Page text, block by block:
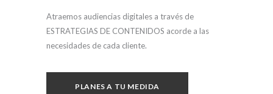
Atraemos audiencias digitales a través de
ESTRATEGIAS DE CONTENIDOS acorde a las
necesidades de cada cliente.
PLANES A TU MEDIDA